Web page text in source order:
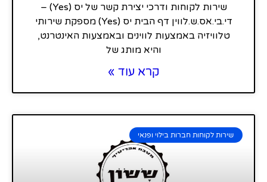
שירות לקוחות ודרכי יצירת קשר של יס (Yes) –
די.בי.אס.ש.לווין דף הבית יס (Yes) מספקת שירותי
טלוויזיה באמצעות לווינים ובאמצעות האינטרנט,
והיא מותג של
קרא עוד »
שירות לקוחות חברות בילוי ופנאי